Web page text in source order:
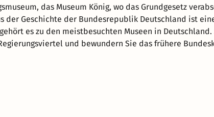
das Museum König, wo das Grundgesetz
zu den meistbesuchten Museen in Deutschland. Spazieren Sie durch
und bewundern Sie das frühere
Wellness-Angeboten und können die öffentlichen